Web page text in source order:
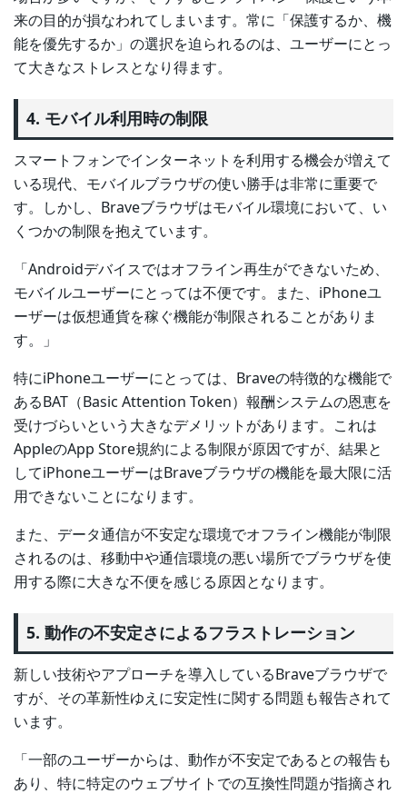
来の目的が損なわれてしまいます。常に「保護するか、機
能を優先するか」の選択を迫られるのは、ユーザーにとっ
て大きなストレスとなり得ます。
4. モバイル利用時の制限
スマートフォンでインターネットを利用する機会が増えて
いる現代、モバイルブラウザの使い勝手は非常に重要で
す。しかし、Braveブラウザはモバイル環境において、い
くつかの制限を抱えています。
「Androidデバイスではオフライン再生ができないため、
モバイルユーザーにとっては不便です。また、iPhoneユ
ーザーは仮想通貨を稼ぐ機能が制限されることがありま
す。」
特にiPhoneユーザーにとっては、Braveの特徴的な機能で
あるBAT（Basic Attention Token）報酬システムの恩恵を
受けづらいという大きなデメリットがあります。これは
AppleのApp Store規約による制限が原因ですが、結果と
してiPhoneユーザーはBraveブラウザの機能を最大限に活
用できないことになります。
また、データ通信が不安定な環境でオフライン機能が制限
されるのは、移動中や通信環境の悪い場所でブラウザを使
用する際に大きな不便を感じる原因となります。
5. 動作の不安定さによるフラストレーション
新しい技術やアプローチを導入しているBraveブラウザで
すが、その革新性ゆえに安定性に関する問題も報告されて
います。
「一部のユーザーからは、動作が不安定であるとの報告も
あり、特に特定のウェブサイトでの互換性問題が指摘され